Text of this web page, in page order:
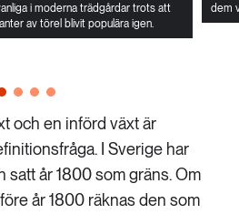
i moderna trädgårdar trots att
av törel blivit populära igen.
dem
och en införd växt är
I Sverige har
satt år 1800 som gräns. Om
år 1800 räknas den som